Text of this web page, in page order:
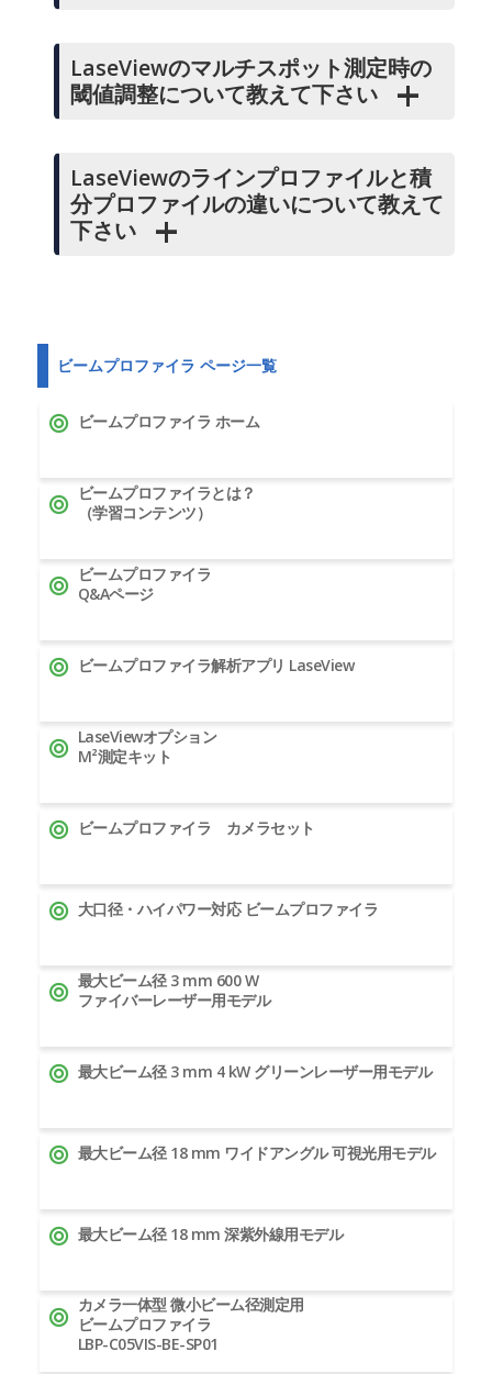
LaseViewのマルチスポット測定時の
閾値調整について教えて下さい
LaseViewのラインプロファイルと積
分プロファイルの違いについて教えて
下さい
ビームプロファイラ ページ一覧
ビームプロファイラ ホーム
ビームプロファイラとは？
（学習コンテンツ）
ビームプロファイラ
Q&Aページ
ビームプロファイラ解析アプリ LaseView
LaseViewオプション
M²測定キット
ビームプロファイラ カメラセット
大口径・ハイパワー対応 ビームプロファイラ
最大ビーム径 3 mm 600 W
ファイバーレーザー用モデル
最大ビーム径 3 mm 4 kW グリーンレーザー用モデル
最大ビーム径 18 mm ワイドアングル 可視光用モデル
最大ビーム径 18 mm 深紫外線用モデル
カメラ一体型 微小ビーム径測定用
ビームプロファイラ
LBP-C05VIS-BE-SP01